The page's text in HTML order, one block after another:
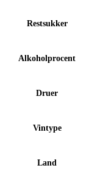
Restsukker
Alkoholprocent
Druer
Vintype
Land